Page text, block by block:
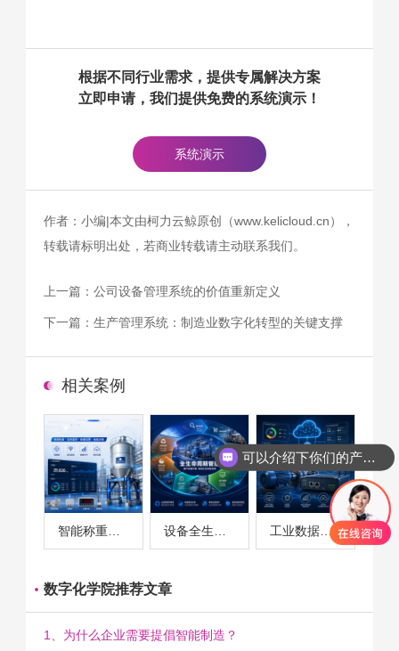
根据不同行业需求，提供专属解决方案
立即申请，我们提供免费的系统演示！
系统演示
作者：小编|本文由柯力云鲸原创（www.kelicloud.cn），
转载请标明出处，若商业转载请主动联系我们。
上一篇： 公司设备管理系统的价值重新定义
下一篇： 生产管理系统：制造业数字化转型的关键支撑
相关案例
智能称重系统案例 工业数据采集与设备监控案例
数字化学院推荐文章
1、为什么企业需要提倡智能制造？
可以介绍下你们的产品么